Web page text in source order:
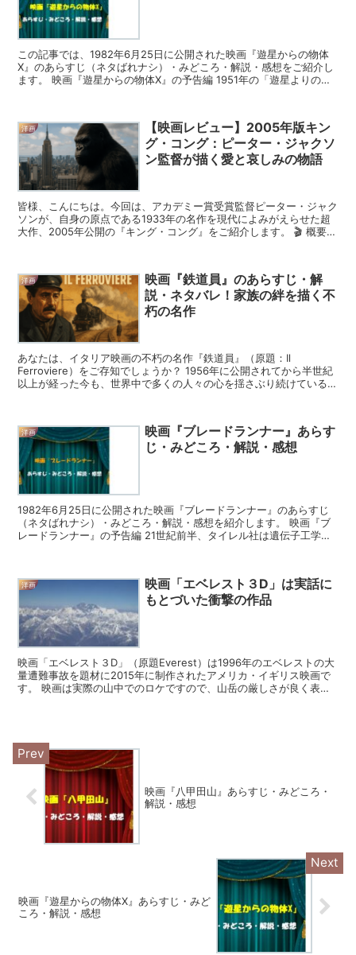
この記事では、1982年6月25日に公開された映画『遊星からの物体
X』のあらすじ（ネタばれナシ）・みどころ・解説・感想をご紹介し
ます。 映画『遊星からの物体X』の予告編 1951年の「遊星よりの物
洋画
【映画レビュー】2005年版キン
グ・コング：ピーター・ジャクソ
ン監督が描く愛と哀しみの物語
皆様、こんにちは。今回は、アカデミー賞受賞監督ピーター・ジャク
ソンが、自身の原点である1933年の名作を現代によみがえらせた超
大作、2005年公開の『キング・コング』をご紹介します。 🎬 概要と
洋画
映画『鉄道員』のあらすじ・解
説・ネタバレ！家族の絆を描く不
朽の名作
あなたは、イタリア映画の不朽の名作『鉄道員』（原題：Il
Ferroviere）をご存知でしょうか？ 1956年に公開されてから半世紀
以上が経った今も、世界中で多くの人々の心を揺さぶり続けているこ
洋画
映画『ブレードランナー』あらす
じ・みどころ・解説・感想
1982年6月25日に公開された映画『ブレードランナー』のあらすじ
（ネタばれナシ）・みどころ・解説・感想を紹介します。 映画『ブ
レードランナー』の予告編 21世紀前半、タイレル社は遺伝子工学技
洋画
映画「エベレスト３D」は実話に
もとづいた衝撃の作品
映画「エベレスト３D」（原題Everest）は1996年のエベレストの大
量遭難事故を題材に2015年に制作されたアメリカ・イギリス映画で
す。 映画は実際の山中でのロケですので、山岳の厳しさが良く表現
映画『八甲田山』あらすじ・みどころ・
解説・感想
映画『遊星からの物体X』あらすじ・みど
ころ・解説・感想